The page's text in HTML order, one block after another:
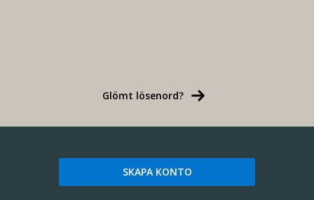
Glömt lösenord?
SKAPA KONTO